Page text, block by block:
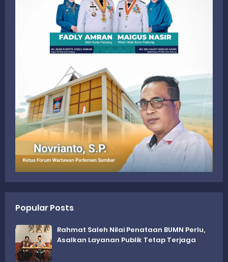
Popular Posts
Rahmat Saleh Nilai Penataan BUMN Perlu,
Asalkan Layanan Publik Tetap Terjaga